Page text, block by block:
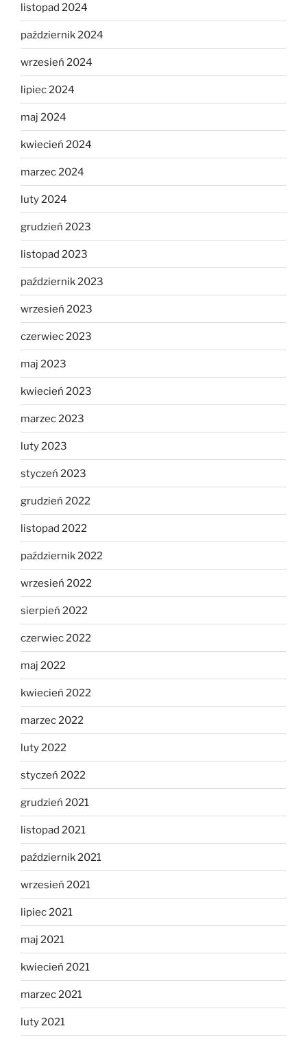
listopad 2024
październik 2024
wrzesień 2024
lipiec 2024
maj 2024
kwiecień 2024
marzec 2024
luty 2024
grudzień 2023
listopad 2023
październik 2023
wrzesień 2023
czerwiec 2023
maj 2023
kwiecień 2023
marzec 2023
luty 2023
styczeń 2023
grudzień 2022
listopad 2022
październik 2022
wrzesień 2022
sierpień 2022
czerwiec 2022
maj 2022
kwiecień 2022
marzec 2022
luty 2022
styczeń 2022
grudzień 2021
listopad 2021
październik 2021
wrzesień 2021
lipiec 2021
maj 2021
kwiecień 2021
marzec 2021
luty 2021